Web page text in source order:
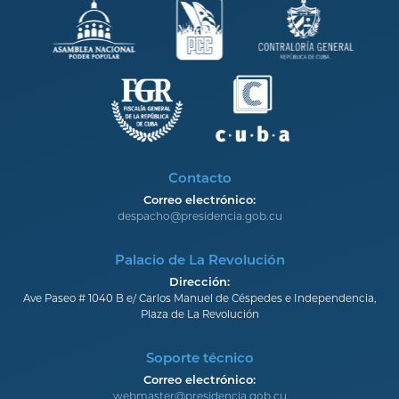
Contacto
Correo electrónico:
despacho@presidencia.gob.cu
Palacio de La Revolución
Dirección:
Ave Paseo # 1040 B e/ Carlos Manuel de Céspedes e Independencia,
Plaza de La Revolución
Soporte técnico
Correo electrónico:
webmaster@presidencia.gob.cu